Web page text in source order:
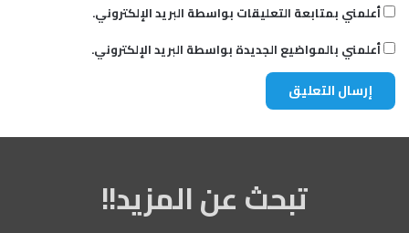
أعلمني بمتابعة التعليقات بواسطة البريد الإلكتروني.
أعلمني بالمواضيع الجديدة بواسطة البريد الإلكتروني.
تبحث عن المزيد!!